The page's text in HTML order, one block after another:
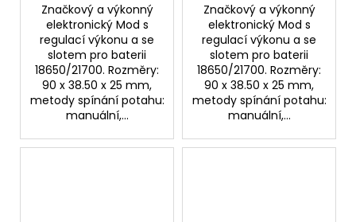
Značkový a výkonný
elektronický Mod s
regulací výkonu a se
slotem pro baterii
18650/21700. Rozměry:
90 x 38.50 x 25 mm,
metody spínání potahu:
manuální,...
Značkový a výkonný
elektronický Mod s
regulací výkonu a se
slotem pro baterii
18650/21700. Rozměry:
90 x 38.50 x 25 mm,
metody spínání potahu:
manuální,...